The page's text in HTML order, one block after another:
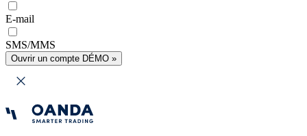
E-mail
SMS/MMS
Ouvrir un compte DÉMO »